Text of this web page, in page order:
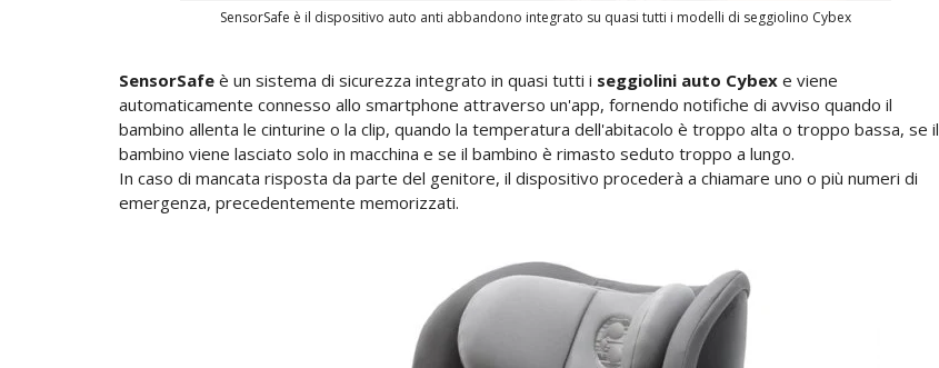
SensorSafe è il dispositivo auto anti abbandono integrato su quasi tutti i modelli di seggiolino Cybex
SensorSafe è un sistema di sicurezza integrato in quasi tutti i seggiolini auto Cybex e viene
automaticamente connesso allo smartphone attraverso un'app, fornendo notifiche di avviso quando il
bambino allenta le cinturine o la clip, quando la temperatura dell'abitacolo è troppo alta o troppo bassa, se il
bambino viene lasciato solo in macchina e se il bambino è rimasto seduto troppo a lungo.
In caso di mancata risposta da parte del genitore, il dispositivo procederà a chiamare uno o più numeri di
emergenza, precedentemente memorizzati.